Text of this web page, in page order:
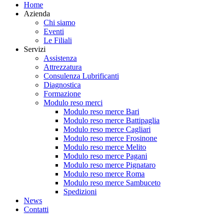
Home
Azienda
Chi siamo
Eventi
Le Filiali
Servizi
Assistenza
Attrezzatura
Consulenza Lubrificanti
Diagnostica
Formazione
Modulo reso merci
Modulo reso merce Bari
Modulo reso merce Battipaglia
Modulo reso merce Cagliari
Modulo reso merce Frosinone
Modulo reso merce Melito
Modulo reso merce Pagani
Modulo reso merce Pignataro
Modulo reso merce Roma
Modulo reso merce Sambuceto
Spedizioni
News
Contatti